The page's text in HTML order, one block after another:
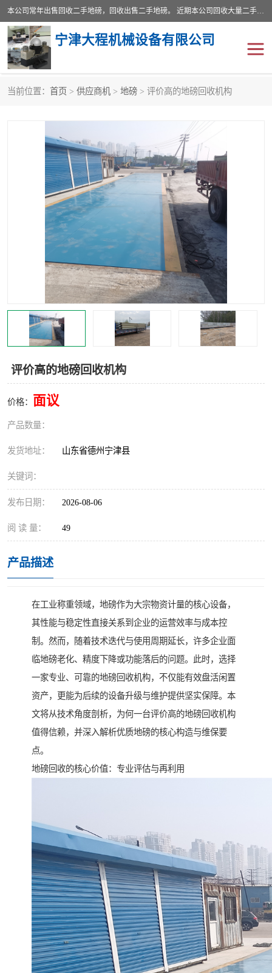
本公司常年出售回收二手地磅，回收出售二手地磅。 近期本公司回收大量二手地磅，型号齐全，宽度从2米到3.5米，长度5米到25米，承重吨位从10到200吨，成色7—9成新。 ? 使用年限6个月至2年，产品来源于个人闲置品，工矿企业停用品，因小换大而来。 精准度和新的一样， 二手地磅是内行人的选择，打个电话就省钱朋友您好等什么
宁津大程机械设备有限公司
当前位置： 首页 > 供应商机 > 地磅 > 评价高的地磅回收机构
评价高的地磅回收机构
价格： 面议
产品数量：
发货地址： 山东省德州宁津县
关键词：
发布日期： 2026-08-06
阅 读 量： 49
产品描述
在工业称重领域，地磅作为大宗物资计量的核心设备，
其性能与稳定性直接关系到企业的运营效率与成本控
制。然而，随着技术迭代与使用周期延长，许多企业面
临地磅老化、精度下降或功能落后的问题。此时，选择
一家专业、可靠的地磅回收机构，不仅能有效盘活闲置
资产，更能为后续的设备升级与维护提供坚实保障。本
文将从技术角度剖析，为何一台评价高的地磅回收机构
值得信赖，并深入解析优质地磅的核心构造与维保要
点。
地磅回收的核心价值：专业评估与再利用
地磅传感器 废纸打包机
烘干机 食品烘干机
装载机电子秤 输送机
半自动输送机 全自动输送机
食品螺旋塔
撕碎机 木材撕碎机
塑料撕碎机 金属撕碎机